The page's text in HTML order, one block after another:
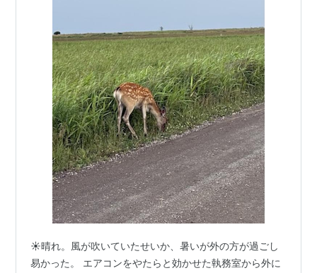
☀️晴れ。風が吹いていたせいか、暑いが外の方が過ごし
易かった。 エアコンをやたらと効かせた執務室から外に